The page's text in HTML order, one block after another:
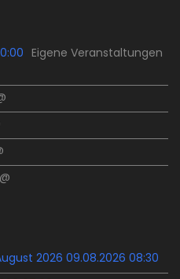
Eigene Veranstaltungen
2026 09.08.2026 08:30